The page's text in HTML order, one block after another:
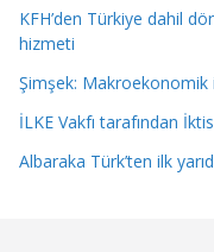
KFH’den Türkiye dahil
hizmeti
Şimşek: Makroekonomik
İLKE Vakfı tarafından
Albaraka Türk’ten ilk